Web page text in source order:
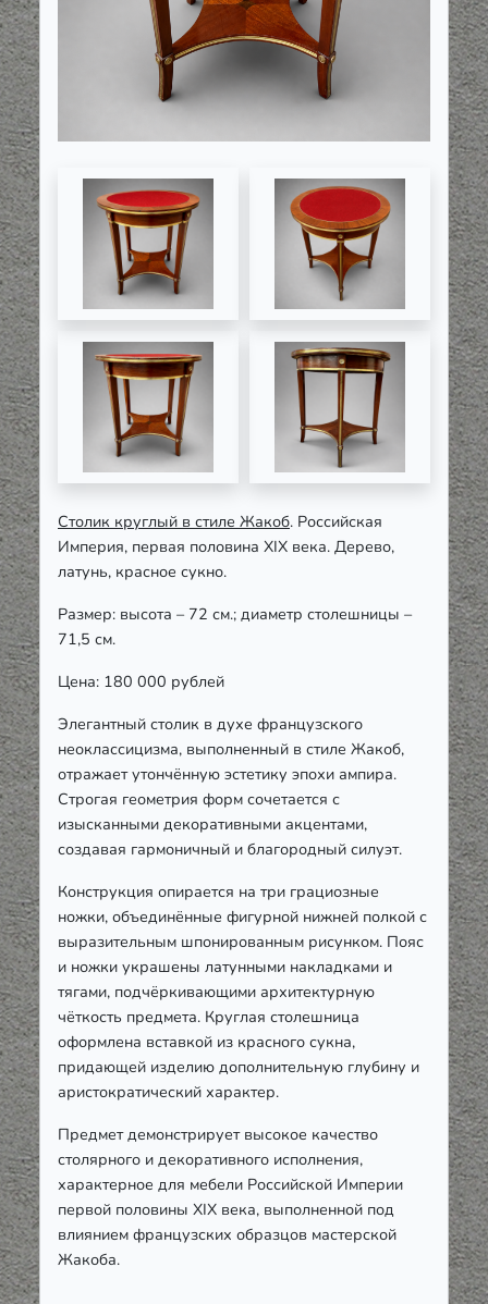
Столик круглый в стиле Жакоб. Российская
Империя, первая половина XIX века. Дерево,
латунь, красное сукно.
Размер: высота – 72 см.; диаметр столешницы –
71,5 см.
Цена: 180 000 рублей
Элегантный столик в духе французского
неоклассицизма, выполненный в стиле Жакоб,
отражает утончённую эстетику эпохи ампира.
Строгая геометрия форм сочетается с
изысканными декоративными акцентами,
создавая гармоничный и благородный силуэт.
Конструкция опирается на три грациозные
ножки, объединённые фигурной нижней полкой с
выразительным шпонированным рисунком. Пояс
и ножки украшены латунными накладками и
тягами, подчёркивающими архитектурную
чёткость предмета. Круглая столешница
оформлена вставкой из красного сукна,
придающей изделию дополнительную глубину и
аристократический характер.
Предмет демонстрирует высокое качество
столярного и декоративного исполнения,
характерное для мебели Российской Империи
первой половины XIX века, выполненной под
влиянием французских образцов мастерской
Жакоба.